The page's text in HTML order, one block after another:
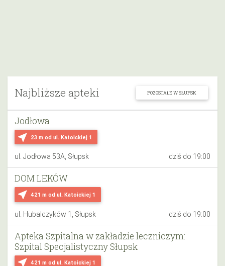
Najbliższe apteki POZOSTAŁE W SŁUPSK
near_me 23 m od ul. Katoickiej 1
Jodłowa
ul. Jodłowa 53A, Słupsk dziś do 19:00
near_me 421 m od ul. Katoickiej 1
DOM LEKÓW
ul. Hubalczyków 1, Słupsk dziś do 19:00
near_me 421 m od ul. Katoickiej 1
Apteka Szpitalna w zakładzie leczniczym:
Szpital Specjalistyczny Słupsk